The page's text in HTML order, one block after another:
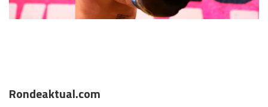
Rondeaktual.com